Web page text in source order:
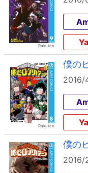
僕の
2016/
僕の
2016/